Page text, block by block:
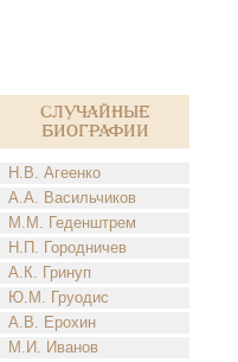
Случайные
биографии
Н.В. Агеенко
А.А. Васильчиков
М.М. Геденштрем
Н.П. Городничев
А.К. Гринуп
Ю.М. Груодис
А.В. Ерохин
М.И. Иванов